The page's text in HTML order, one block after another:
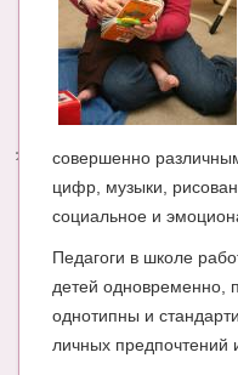
БЛОГИ
БЕРЕМЕННОСТЬ
Календарь
Энциклопедия
МАМИНА БИБЛИОТЕКА
Имена. Святцы
Мамина
совершенно
цифр, музыки,
социальное и
Педагоги в школе
детей одновременно,
однотипны и
личных предпочтений